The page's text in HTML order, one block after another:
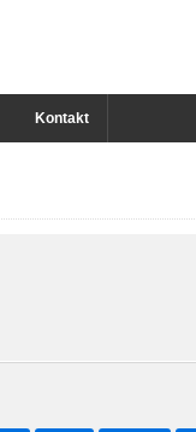
Kontakt